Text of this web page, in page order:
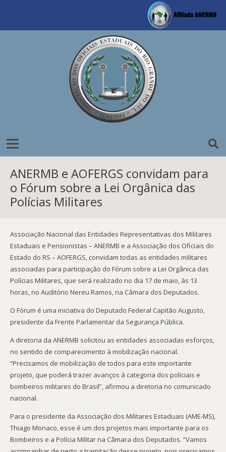
ANERMB e AOFERGS convidam para
o Fórum sobre a Lei Orgânica das
Polícias Militares
Associação Nacional das Entidades Representativas dos Militares
Estaduais e Pensionistas – ANERMB e a Associação dos Oficiais do
Estado do RS – AOFERGS, convidam todas as entidades militares
associadas para participação do Fórum sobre a Lei Orgânica das
Polícias Militares, que será realizado no dia 17 de maio, às 13
horas, no Auditório Nereu Ramos, na Câmara dos Deputados.
O Fórum é uma iniciativa do Deputado Federal Capitão Augusto,
presidente da Frente Parlamentar da Segurança Pública.
A diretoria da ANERMB solicitou as entidades associadas esforços,
no sentido de comparecimento à mobilização nacional.
“Precisamos de mobilização de todos para este importante
projeto, que poderá trazer avanços à categoria dos policiais e
bombeiros militares do Brasil”, afirmou a diretoria no comunicado
nacional.
Para o presidente da Associação dos Militares Estaduais (AME-MS),
Thiago Monaco, esse é um dos projetos mais importante para os
Bombeiros e a Polícia Militar na Câmara dos Deputados. “Vamos